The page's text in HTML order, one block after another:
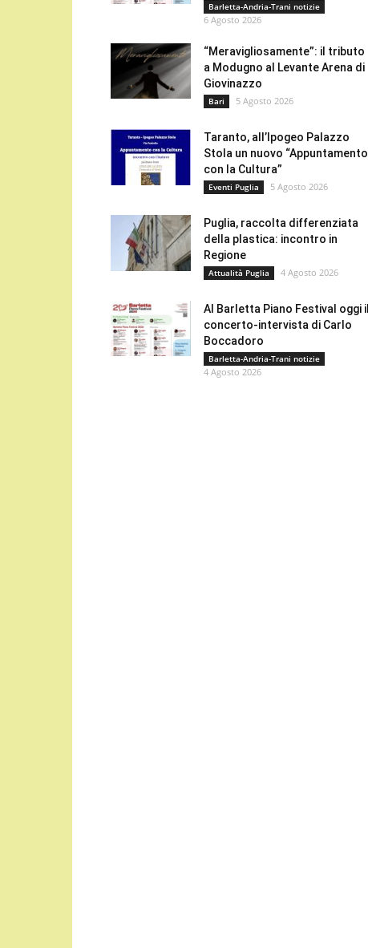
Barletta-Andria-Trani notizie
6 Agosto 2026
“Meravigliosamente”: il tributo
a Modugno al Levante Arena di
Giovinazzo
Bari 5 Agosto 2026
Taranto, all’Ipogeo Palazzo
Stola un nuovo “Appuntamento
con la Cultura”
Eventi Puglia 5 Agosto 2026
Puglia, raccolta differenziata
della plastica: incontro in
Regione
Attualità Puglia 4 Agosto 2026
Al Barletta Piano Festival oggi il
concerto-intervista di Carlo
Boccadoro
Barletta-Andria-Trani notizie
4 Agosto 2026